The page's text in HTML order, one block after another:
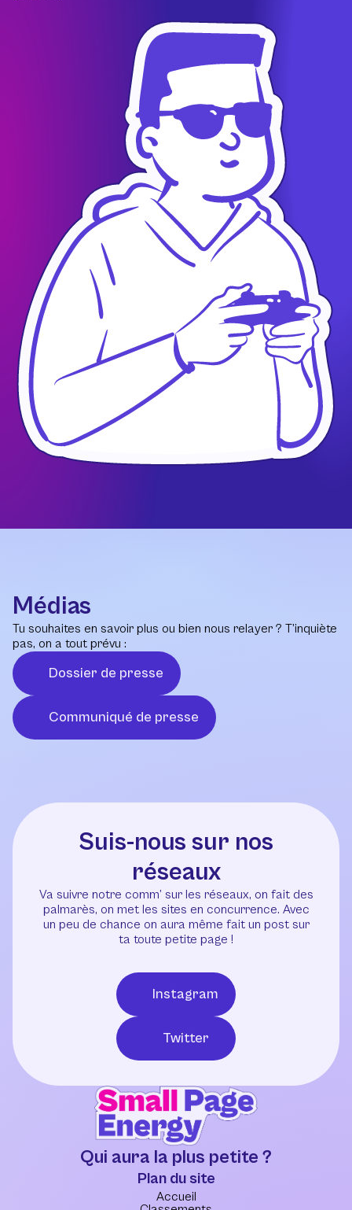
Médias
Tu souhaites en savoir plus ou bien nous relayer ? T’inquiète
pas, on a tout prévu :
Dossier de presse
Communiqué de presse
Suis-nous sur nos
réseaux
Va suivre notre comm’ sur les réseaux, on fait des
palmarès, on met les sites en concurrence. Avec
un peu de chance on aura même fait un post sur
ta toute petite page !
Instagram
Twitter
Qui aura la plus petite ?
Plan du site
Accueil